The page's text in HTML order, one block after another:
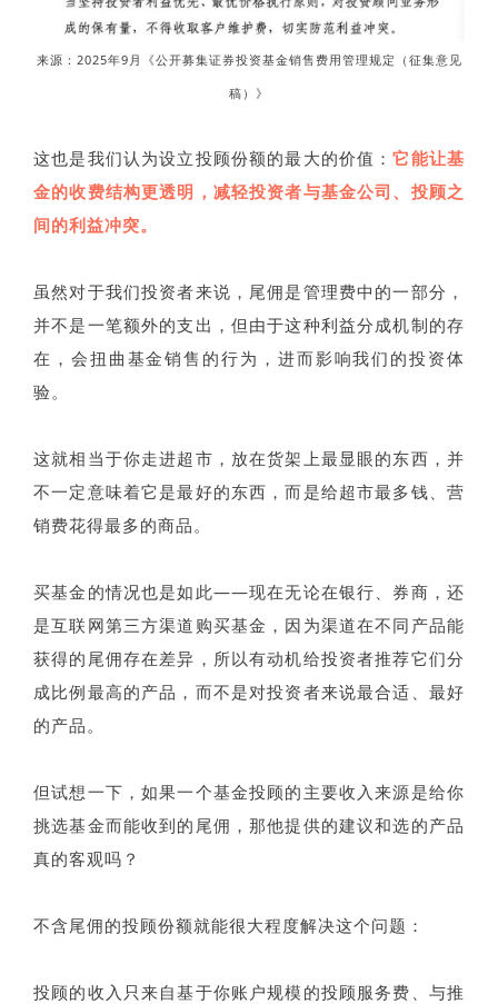
来源：2025年9月《公开募集证券投资基金销售费用管理规定（征集意见
稿）》
这也是我们认为设立投顾份额的最大的价值：它能让基
金的收费结构更透明，减轻投资者与基金公司、投顾之
间的利益冲突。
虽然对于我们投资者来说，尾佣是管理费中的一部分，
并不是一笔额外的支出，但由于这种利益分成机制的存
在，会扭曲基金销售的行为，进而影响我们的投资体
验。
这就相当于你走进超市，放在货架上最显眼的东西，并
不一定意味着它是最好的东西，而是给超市最多钱、营
销费花得最多的商品。
买基金的情况也是如此——现在无论在银行、券商，还
是互联网第三方渠道购买基金，因为渠道在不同产品能
获得的尾佣存在差异，所以有动机给投资者推荐它们分
成比例最高的产品，而不是对投资者来说最合适、最好
的产品。
但试想一下，如果一个基金投顾的主要收入来源是给你
挑选基金而能收到的尾佣，那他提供的建议和选的产品
真的客观吗？
不含尾佣的投顾份额就能很大程度解决这个问题：
投顾的收入只来自基于你账户规模的投顾服务费、与推